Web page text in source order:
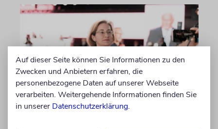
ISLAMISMUS
Auf dieser Seite können Sie Informationen zu den
Zwecken und Anbietern erfahren, die
personenbezogene Daten auf unserer Webseite
verarbeiten. Weitergehende Informationen finden Sie
in unserer Datenschutzerklärung.